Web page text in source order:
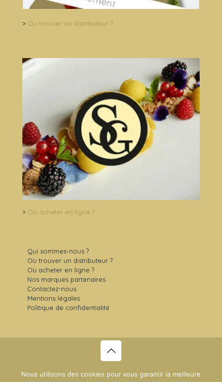
> Où trouver un distributeur ?
> Où acheter en ligne ?
Qui sommes-nous ?
Où trouver un distributeur ?
Où acheter en ligne ?
Nos marques partenaires
Contactez-nous
Mentions légales
Politique de confidentialité
© 2021 Sens Gourmet -
- Création du site :
NDSI
Nous utilisons des cookies pour vous garantir la meilleure